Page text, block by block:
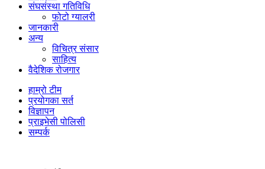
संघसंस्था गतिविधि
फोटो ग्यालरी
जानकारी
अन्य
विचित्र संसार
साहित्य
वैदेशिक रोजगार
हाम्रो टीम
प्रयोगका सर्त
विज्ञापन
प्राइभेसी पोलिसी
सम्पर्क